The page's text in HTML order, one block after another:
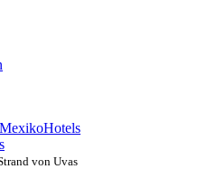
Hotels
von Uvas